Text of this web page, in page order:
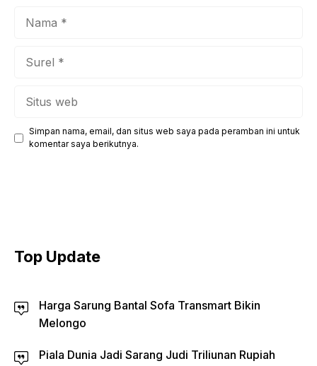
Simpan nama, email, dan situs web saya pada peramban ini untuk
komentar saya berikutnya.
Top Update
Harga Sarung Bantal Sofa Transmart Bikin
Melongo
Piala Dunia Jadi Sarang Judi Triliunan Rupiah